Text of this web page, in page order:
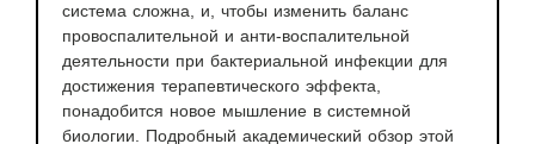
система сложна, и, чтобы изменить баланс
провоспалительной и анти-воспалительной
деятельности при бактериальной инфекции для
достижения терапевтического эффекта,
понадобится новое мышление в системной
биологии. Подробный академический обзор этой